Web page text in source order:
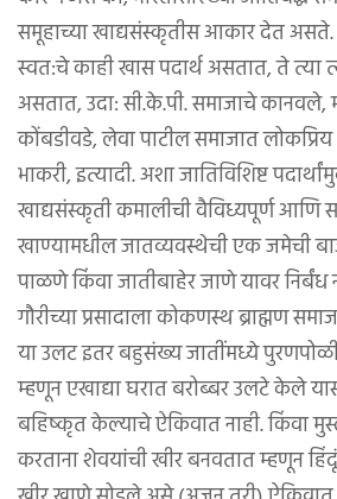
समूहाच्या खाद्यसंस्कृतीस आकार देत
स्वत:चे काही खास पदार्थ असतात, ते त्या
असतात, उदा: सी.के.पी. समाजाचे कानवले,
कोंबडीवडे, लेवा पाटील समाजात
भाकरी, इत्यादी. अशा जातिविशिष्ट
खाद्यसंस्कृती कमालीची वैविध्यपूर्ण
खाण्यामधील जातव्यवस्थेची एक जमेची
पाळणे किंवा जातीबाहेर जाणे यावर निर्बंध
गौरीच्या प्रसादाला कोकणस्थ ब्राह्मण
या उलट इतर बहुसंख्य जातींमध्ये
म्हणून एखाद्या घरात बरोब्बर उलटे केले
बहिष्कृत केल्याचे ऐकिवात नाही. किंवा
करताना शेवयांची खीर बनवतात म्हणून